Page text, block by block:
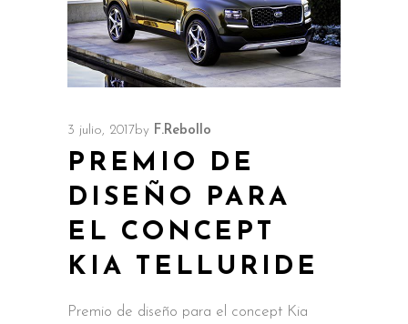
3 julio, 2017 by F.Rebollo
PREMIO DE
DISEÑO PARA
EL CONCEPT
KIA TELLURIDE
Premio de diseño para el concept Kia